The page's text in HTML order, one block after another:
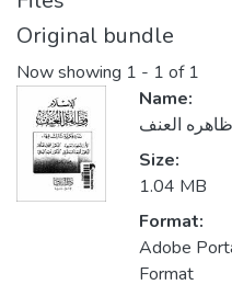
Original bundle
Now showing 1 - 1 of 1
Name:
Size:
1.04 MB
Format:
Adobe
Format